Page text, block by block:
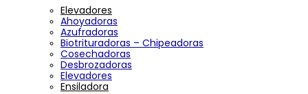
Elevadores
Ahoyadoras
Azufradoras
Biotrituradoras – Chipeadoras
Cosechadoras
Desbrozadoras
Elevadores
Ensiladora